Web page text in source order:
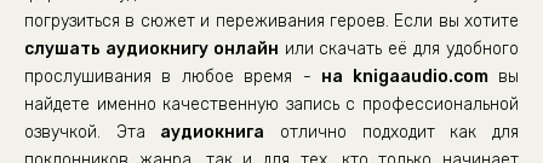
Глава двадцать четвертая.
Глава двадцать пятая.
погрузиться в сюжет и переживания героев. Если вы хотите
слушать аудиокнигу онлайн или скачать её для удобного
прослушивания в любое время - на knigaaudio.comвы
найдете именно качественную запись с профессиональной
озвучкой. Эта аудиокнига отлично подходит как для